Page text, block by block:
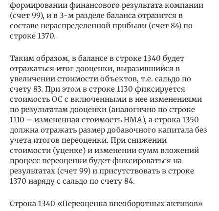
формировании финансового результата компании
(счет 99), и в 3-м разделе баланса отразится в
составе нераспределенной прибыли (счет 84) по
строке 1370.
Таким образом, в балансе в строке 1340 будет
отражаться итог дооценки, выразившийся в
увеличении стоимости объектов, т.е. сальдо по
счету 83. При этом в строке 1130 фиксируется
стоимость ОС с включенными в нее изменениями
по результатам дооценки (аналогично по строке
1110 – измененная стоимость НМА), а строка 1350
должна отражать размер добавочного капитала без
учета итогов переоценки. При снижении
стоимости (уценке) и изменении сумм вложений
процесс переоценки будет фиксироваться на
результатах (счет 99) и присутствовать в строке
1370 наряду с сальдо по счету 84.
Строка 1340 «Переоценка внеоборотных активов»